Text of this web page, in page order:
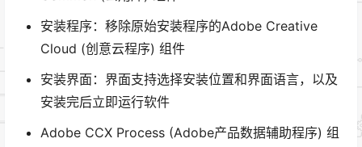
安装程序：移除原始安装程序的Adobe Creative
Cloud (创意云程序) 组件
安装界面：界面支持选择安装位置和界面语言，以及
安装完后立即运行软件
Adob​​e CCX Process (Adobe产品数据辅助程序) 组